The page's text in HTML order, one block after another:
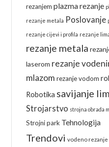
rezanjem plazma rezanje
rezanje metala Poslovanje
rezanje cijevi i profila rezanje
rezanje metala
laserom rezanje
mlazom rezanje vodom
Robotika savijanje
Strojarstvo strojna obrada
Strojni park Tehnologija
Trendovi vodeno rezanje